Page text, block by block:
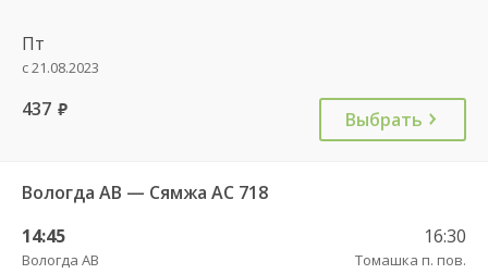
Пт
с 21.08.2023
437 руб. Выбрать
Вологда АВ — Сямжа АС 718
14:45
Вологда АВ
16:30
Томашка п. пов.